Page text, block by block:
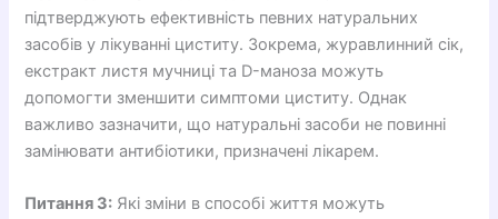
підтверджують ефективність певних натуральних
засобів у лікуванні циститу. Зокрема, журавлинний сік,
екстракт листя мучниці та D-маноза можуть
допомогти зменшити симптоми циститу. Однак
важливо зазначити, що натуральні засоби не повинні
замінювати антибіотики, призначені лікарем.
Питання 3: Які зміни в способі життя можуть